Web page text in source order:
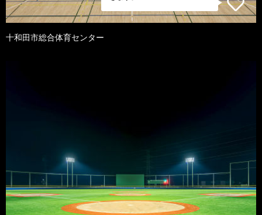
十和田市総合体育センター